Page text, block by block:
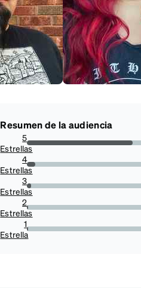
Resumen de la audiencia
5
Estrellas88.33333333333333%
4
Estrellas6.666666666666667%
3
Estrellas3.3333333333333335%
2
Estrellas0.8333333333333334%
1
Estrella0.8333333333333334%